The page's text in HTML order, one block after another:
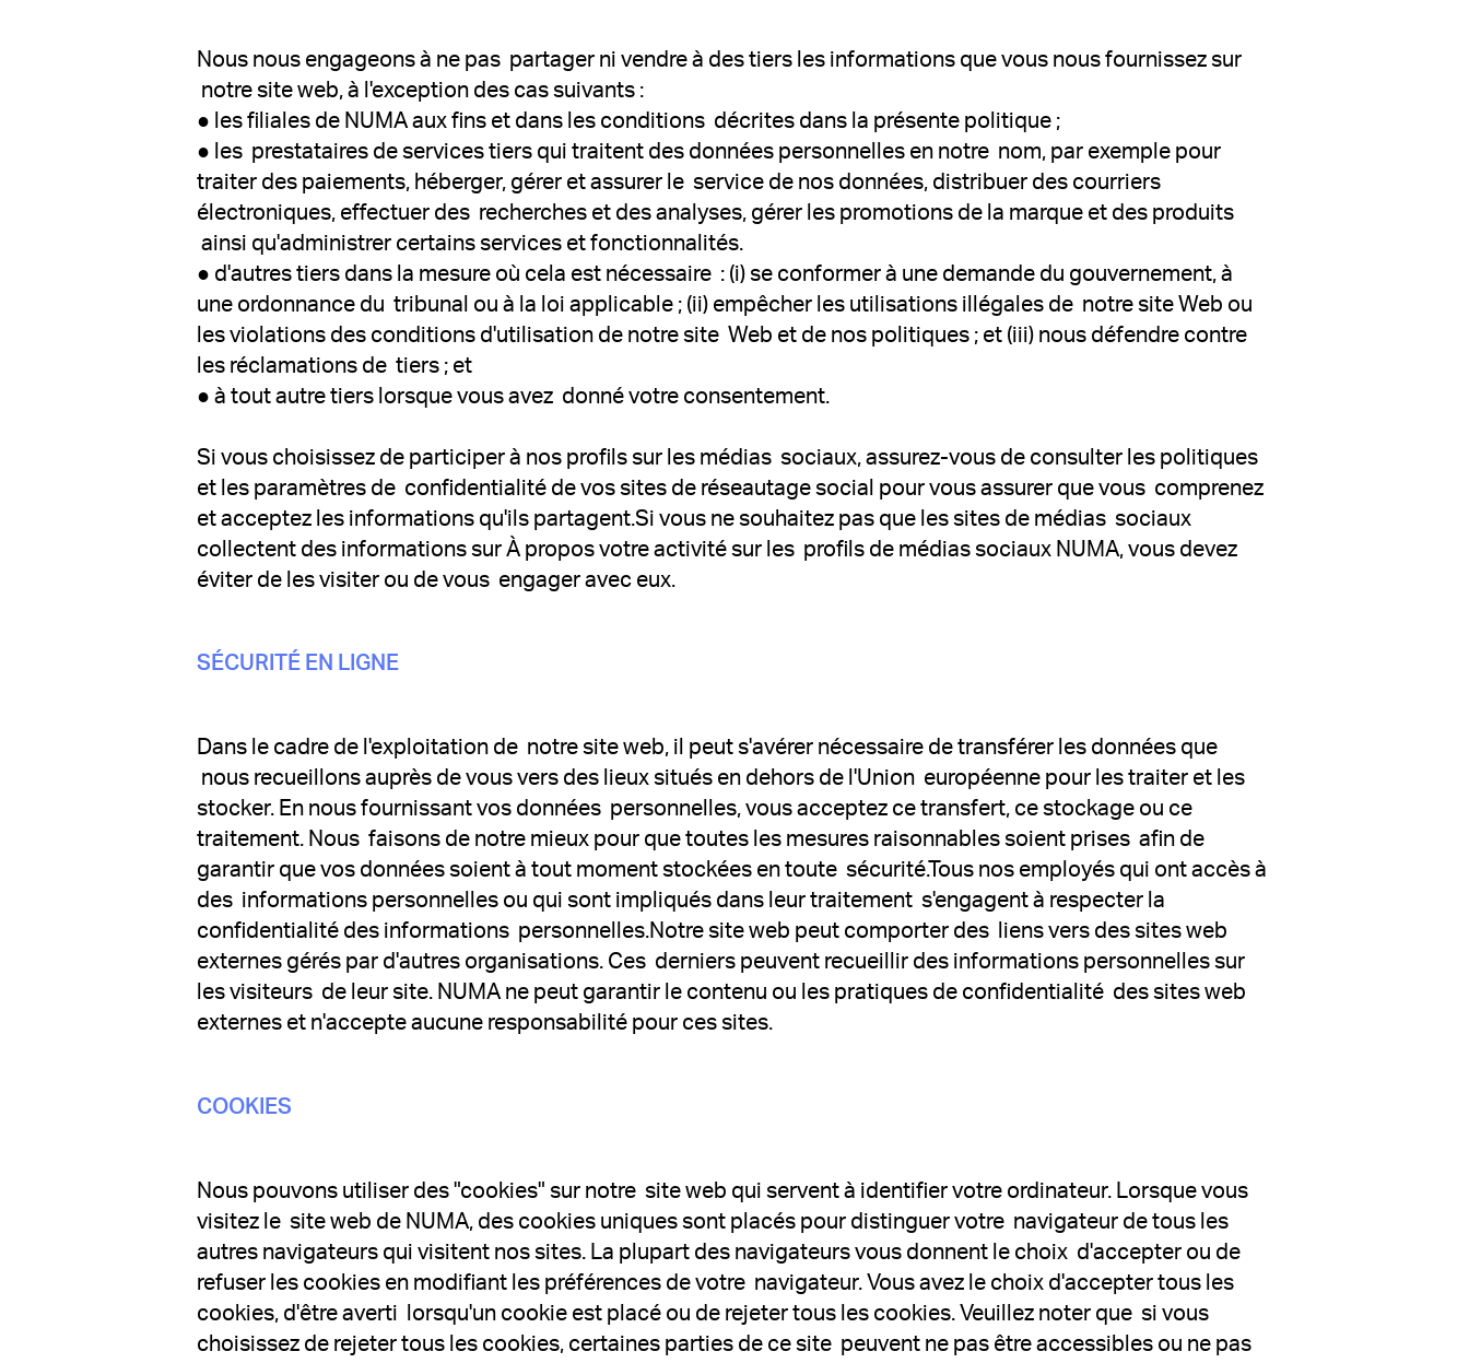
Nous nous engageons à ne pas partager ni vendre à des tiers les informations que vous nous fournissez sur
notre site web, à l'exception des cas suivants :
● les filiales de NUMA aux fins et dans les conditions décrites dans la présente politique ;
● les prestataires de services tiers qui traitent des données personnelles en notre nom, par exemple pour
traiter des paiements, héberger, gérer et assurer le service de nos données, distribuer des courriers
électroniques, effectuer des recherches et des analyses, gérer les promotions de la marque et des produits
ainsi qu'administrer certains services et fonctionnalités.
● d'autres tiers dans la mesure où cela est nécessaire : (i) se conformer à une demande du gouvernement, à
une ordonnance du tribunal ou à la loi applicable ; (ii) empêcher les utilisations illégales de notre site Web ou
les violations des conditions d'utilisation de notre site Web et de nos politiques ; et (iii) nous défendre contre
les réclamations de tiers ; et
● à tout autre tiers lorsque vous avez donné votre consentement.
Si vous choisissez de participer à nos profils sur les médias sociaux, assurez-vous de consulter les politiques
et les paramètres de confidentialité de vos sites de réseautage social pour vous assurer que vous comprenez
et acceptez les informations qu'ils partagent.Si vous ne souhaitez pas que les sites de médias sociaux
collectent des informations sur À propos votre activité sur les profils de médias sociaux NUMA, vous devez
éviter de les visiter ou de vous engager avec eux.
SÉCURITÉ EN LIGNE
Dans le cadre de l'exploitation de notre site web, il peut s'avérer nécessaire de transférer les données que
nous recueillons auprès de vous vers des lieux situés en dehors de l'Union européenne pour les traiter et les
stocker. En nous fournissant vos données personnelles, vous acceptez ce transfert, ce stockage ou ce
traitement. Nous faisons de notre mieux pour que toutes les mesures raisonnables soient prises afin de
garantir que vos données soient à tout moment stockées en toute sécurité.Tous nos employés qui ont accès à
des informations personnelles ou qui sont impliqués dans leur traitement s'engagent à respecter la
confidentialité des informations personnelles.Notre site web peut comporter des liens vers des sites web
externes gérés par d'autres organisations. Ces derniers peuvent recueillir des informations personnelles sur
les visiteurs de leur site. NUMA ne peut garantir le contenu ou les pratiques de confidentialité des sites web
externes et n'accepte aucune responsabilité pour ces sites.
COOKIES
Nous pouvons utiliser des "cookies" sur notre site web qui servent à identifier votre ordinateur. Lorsque vous
visitez le site web de NUMA, des cookies uniques sont placés pour distinguer votre navigateur de tous les
autres navigateurs qui visitent nos sites. La plupart des navigateurs vous donnent le choix d'accepter ou de
refuser les cookies en modifiant les préférences de votre navigateur. Vous avez le choix d'accepter tous les
cookies, d'être averti lorsqu'un cookie est placé ou de rejeter tous les cookies. Veuillez noter que si vous
choisissez de rejeter tous les cookies, certaines parties de ce site peuvent ne pas être accessibles ou ne pas